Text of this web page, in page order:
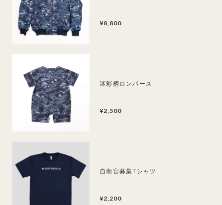
¥8,800
迷彩柄ロンパース
¥2,500
自衛官募集Tシャツ
¥2,200